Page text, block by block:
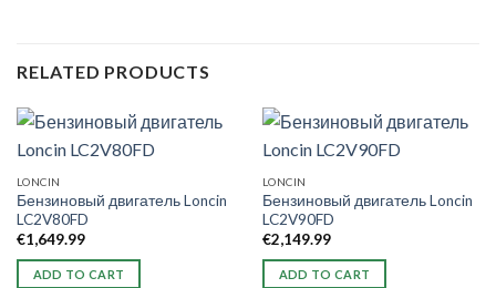
RELATED PRODUCTS
LONCIN
Бензиновый двигатель Loncin
LC2V80FD
€1,649.99
ADD TO CART
LONCIN
Бензиновый двигатель Loncin
LC2V90FD
€2,149.99
ADD TO CART